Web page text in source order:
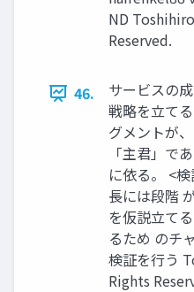
ND
Reserved.
46.
サービスの
戦略を⽴て
グメントが
「主君」で
に依る。 <
⻑には段階
を仮説⽴て
るため のチ
検証を⾏う
Rights